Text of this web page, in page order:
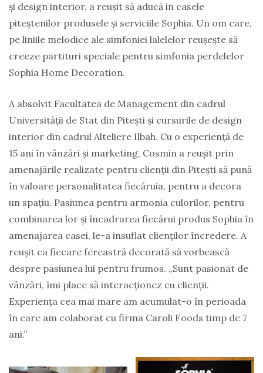
și design interior, a reușit să aducă in casele
piteștenilor produsele și serviciile Sophia. Un om care,
pe liniile melodice ale simfoniei lalelelor reușește să
creeze partituri speciale pentru simfonia perdelelor
Sophia Home Decoration.
A absolvit Facultatea de Management din cadrul
Universității de Stat din Pitești și cursurile de design
interior din cadrul Alteliere Ilbah. Cu o experiență de
15 ani în vânzări și marketing, Cosmin a reușit prin
amenajările realizate pentru clienții din Pitești să pună
în valoare personalitatea fiecăruia, pentru a decora
un spațiu. Pasiunea pentru armonia culorilor, pentru
combinarea lor și încadrarea fiecărui produs Sophia în
amenajarea casei, le-a insuflat clienților încredere. A
reușit ca fiecare fereastră decorată să vorbească
despre pasiunea lui pentru frumos. „Sunt pasionat de
vânzări, îmi place să interacționez cu clienții.
Experiența cea mai mare am acumulat-o în perioada
în care am colaborat cu firma Caroli Foods timp de 7
ani.”